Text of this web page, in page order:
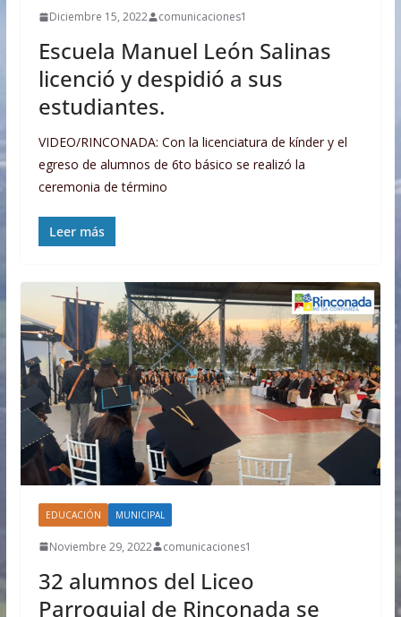
Diciembre 15, 2022 comunicaciones1
Escuela Manuel León Salinas
licenció y despidió a sus
estudiantes.
VIDEO/RINCONADA: Con la licenciatura de kínder y el
egreso de alumnos de 6to básico se realizó la
ceremonia de término
Leer más
EDUCACIÓN MUNICIPAL
Noviembre 29, 2022 comunicaciones1
32 alumnos del Liceo
Parroquial de Rinconada se